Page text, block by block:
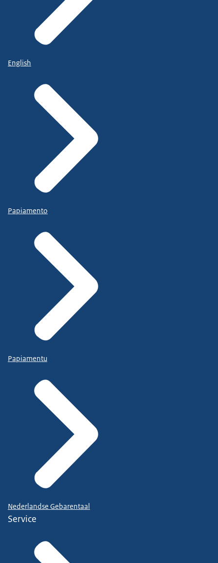
English
Papiamento
Papiamentu
Nederlandse Gebarentaal
Service